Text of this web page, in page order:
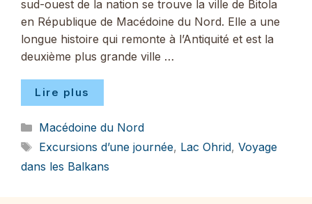
sud-ouest de la nation se trouve la ville de Bitola
en République de Macédoine du Nord. Elle a une
longue histoire qui remonte à l’Antiquité et est la
deuxième plus grande ville …
Lire plus
Catégories
Macédoine du Nord
Étiquettes
Excursions d’une journée, Lac Ohrid, Voyage
dans les Balkans